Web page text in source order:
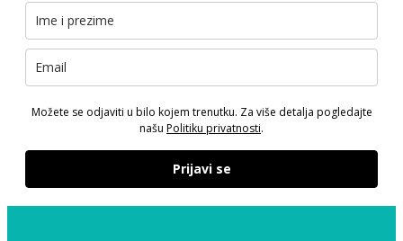
Možete se odjaviti u bilo kojem trenutku. Za više detalja pogledajte
našu Politiku privatnosti.
Prijavi se